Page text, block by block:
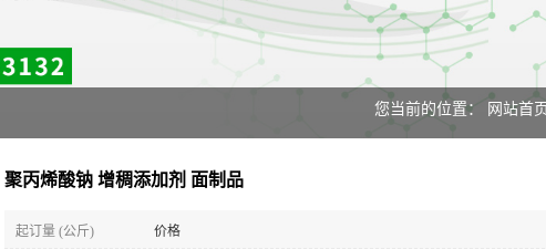
您当前的位置： 网站首页
聚丙烯酸钠 增稠添加剂 面制品
起订量 (公斤) 价格